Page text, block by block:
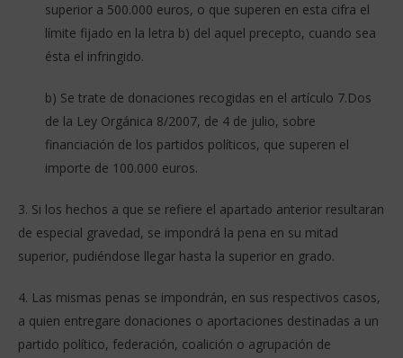
superior a 500.000 euros, o que superen en esta cifra el
límite fijado en la letra b) del aquel precepto, cuando sea
ésta el infringido.
b) Se trate de donaciones recogidas en el artículo 7.Dos
de la Ley Orgánica 8/2007, de 4 de julio, sobre
financiación de los partidos políticos, que superen el
importe de 100.000 euros.
3. Si los hechos a que se refiere el apartado anterior resultaran
de especial gravedad, se impondrá la pena en su mitad
superior, pudiéndose llegar hasta la superior en grado.
4. Las mismas penas se impondrán, en sus respectivos casos,
a quien entregare donaciones o aportaciones destinadas a un
partido político, federación, coalición o agrupación de